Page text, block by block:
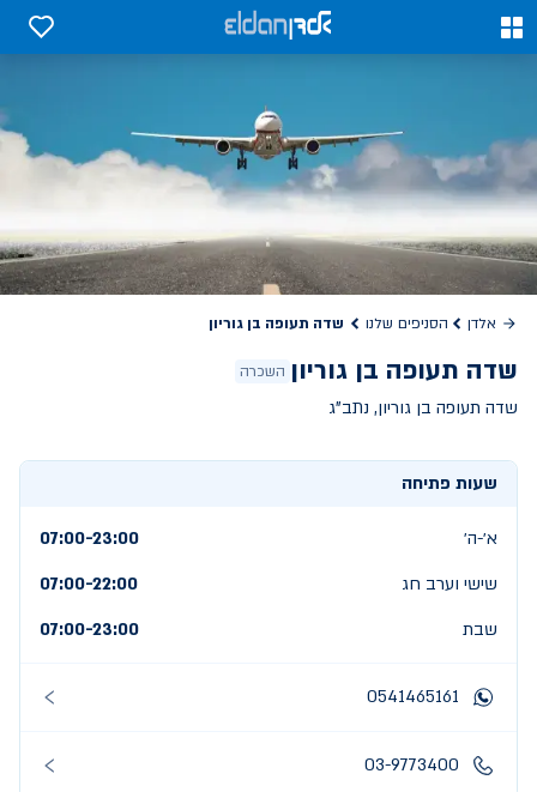
0
0
אלדן הסניפים שלנו שדה תעופה בן גוריון
שדה תעופה בן גוריון השכרה
שדה תעופה בן גוריון, נתב"ג
שעות פתיחה
א׳-ה׳
07:00-23:00
שישי וערב חג
07:00-22:00
שבת
07:00-23:00
0541465161
03-9773400